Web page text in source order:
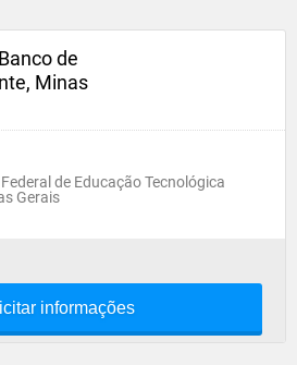
de
Minas
de Educação Tecnológica
Gerais
informações